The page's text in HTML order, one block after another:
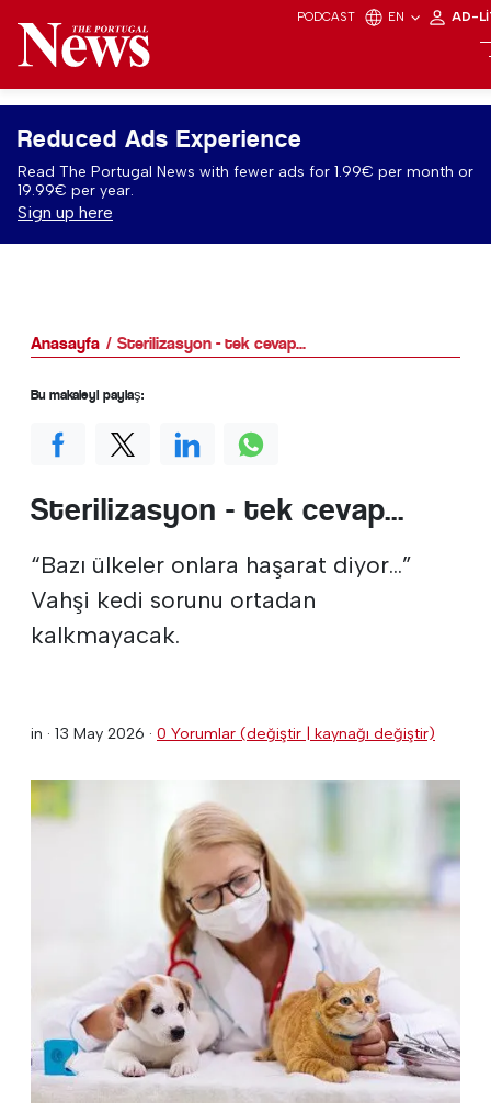
PODCAST EN AD-
Reduced Ads Experience
Read The Portugal News with fewer ads for 1.99€ per month or
19.99€ per year.
Sign up here
Anasayfa Sterilizasyon - tek cevap...
Sterilizasyon - tek cevap...
“Bazı ülkeler onlara haşarat diyor...”
Vahşi kedi sorunu ortadan
kalkmayacak.
in · 13 May 2026 · 0 Yorumlar (değiştir | kaynağı değiştir)
Bu makaleyi paylaş: